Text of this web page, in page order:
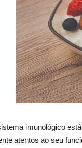
imunológico
atentos ao seu